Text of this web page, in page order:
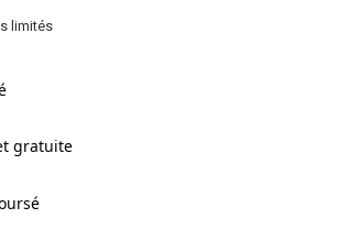
limités
gratuite